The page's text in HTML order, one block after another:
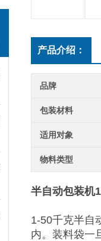
产品介绍：
品牌
包装材料
适用对象
物料类型
半自动包装机
1-50千克半自
内。装料袋一